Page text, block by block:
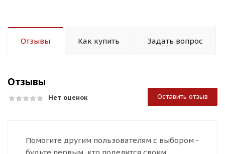
Отзывы Как купить Задать вопрос
Отзывы
Нет оценок Оставить отзыв
Помогите другим пользователям с выбором -